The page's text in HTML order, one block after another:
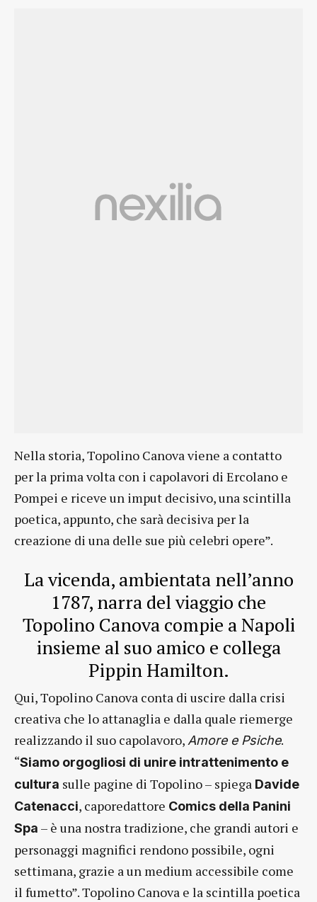
Nella storia, Topolino Canova viene a contatto
per la prima volta con i capolavori di Ercolano e
Pompei e riceve un imput decisivo, una scintilla
poetica, appunto, che sarà decisiva per la
creazione di una delle sue più celebri opere”.
La vicenda, ambientata nell’anno
1787, narra del viaggio che
Topolino Canova compie a Napoli
insieme al suo amico e collega
Pippin Hamilton.
Qui, Topolino Canova conta di uscire dalla crisi
creativa che lo attanaglia e dalla quale riemerge
realizzando il suo capolavoro,Amore e Psiche.
“Siamo orgogliosi di unire intrattenimento e
cultura sulle pagine di Topolino – spiega Davide
Catenacci, caporedattore Comics della Panini
Spa – è una nostra tradizione, che grandi autori e
personaggi magnifici rendono possibile, ogni
settimana, grazie a un medium accessibile come
il fumetto”. Topolino Canova e la scintilla poetica